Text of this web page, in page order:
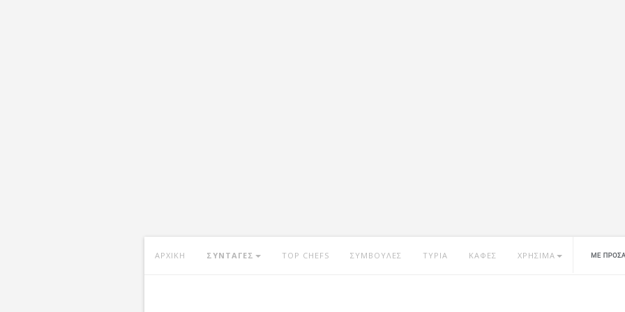
ΑΡΧΙΚΗ ΣΥΝΤΑΓΕΣ TOP CHEFS ΣΥΜΒΟΥΛΕΣ ΤΥΡΙΑ ΚΑΦΕΣ ΧΡΗΣΙΜΑ